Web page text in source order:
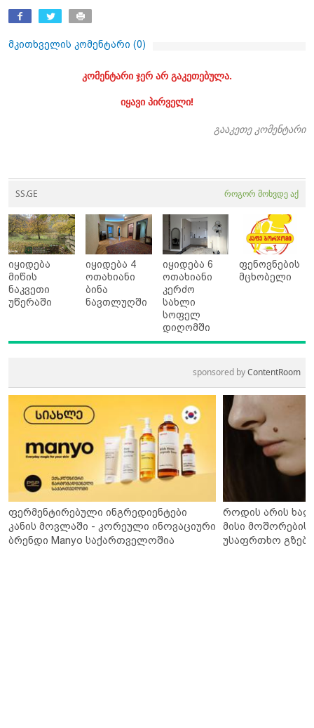
მკითხველის კომენტარი (0)
კომენტარი ჯერ არ გაკეთებულა.
იყავი პირველი!
გააკეთე კომენტარი
SS.GE როგორ მოხვდე აქ
იყიდება
მიწის
ნაკვეთი
უწერაში
იყიდება 4
ოთახიანი
ბინა
ნავთლუღში
იყიდება 6
ოთახიანი
კერძო
სახლი
სოფელ
დიღომში
ფენოვნების
მცხობელი
sponsored byContentRoom
ფერმენტირებული ინგრედიენტები
კანის მოვლაში - კორეული ინოვაციური
ბრენდი Manyo საქართველოშია
როდის არის
მისი მოშორების
უსაფრთხო გზები